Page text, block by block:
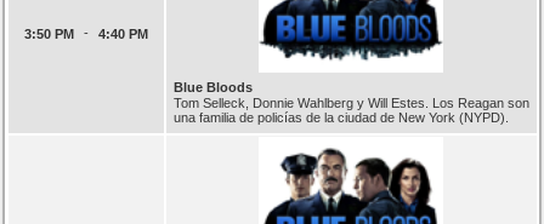
3:50 PM - 4:40 PM
Blue Bloods
Tom Selleck, Donnie Wahlberg y Will Estes. Los Reagan son
una familia de policías de la ciudad de New York (NYPD).